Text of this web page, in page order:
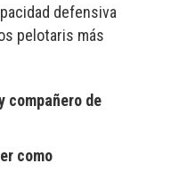
defensiva
pelotaris más
de
como